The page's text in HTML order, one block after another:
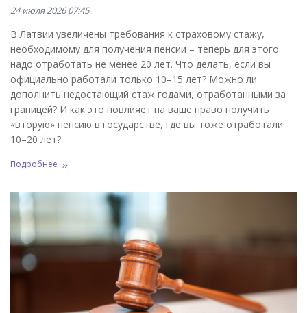
24 июля 2026 07:45
В Латвии увеличены требования к страховому стажу,
необходимому для получения пенсии – теперь для этого
надо отработать не менее 20 лет. Что делать, если вы
официально работали только 10–15 лет? Можно ли
дополнить недостающий стаж годами, отработанными за
границей? И как это повлияет на ваше право получить
«вторую» пенсию в государстве, где вы тоже отработали
10–20 лет?
Подробнее